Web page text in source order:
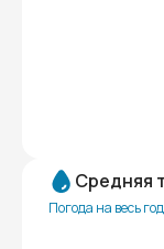
Средняя
Погода на весь год